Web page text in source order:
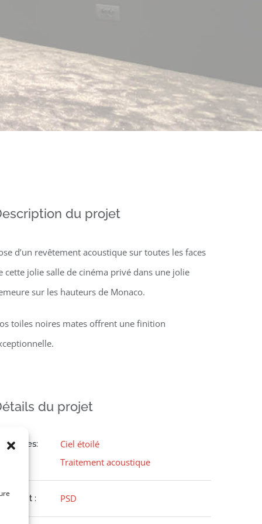
du projet
d’un revêtement acoustique sur toutes les faces
cette jolie salle de cinéma privé dans une jolie
sur les hauteurs de Monaco.
toiles noires mates offrent une finition
du projet
Ciel étoilé
Traitement acoustique
: PSD